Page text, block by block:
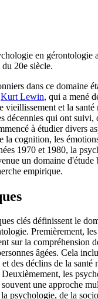
en gérontologie
20e siècle.
dans ce domaine
Kurt Lewin, qui a mené
vieillissement et la santé
décennies qui ont suivi,
à étudier divers
la cognition, les
1970 et 1980, la
un domaine d'étude
empirique.
clés définissent le
Premièrement,
sur la compréhension
âgées. Cela
des déclins de la santé
les
une approche
psychologie, de la